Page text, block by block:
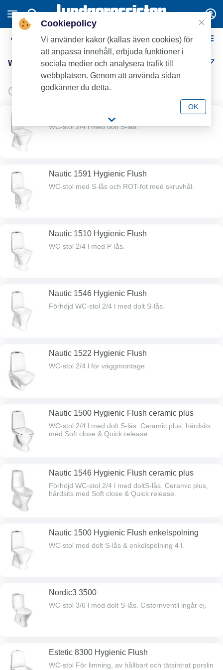
WC-stolar
WC-stolar (15)
WC-stol 2/4 l med dolt S-lås.
Nautic 1591 Hygienic Flush
WC-stol med S-lås och ROT-fot med skruvhål.
Nautic 1510 Hygienic Flush
WC-stol 2/4 l med P-lås.
Nautic 1546 Hygienic Flush
Förhöjd WC-stol 2/4 l med dolt S-lås.
Nautic 1522 Hygienic Flush
WC-stol 2/4 l för väggmontage.
Nautic 1500 Hygienic Flush ceramic plus
WC-stol 2/4 l med dolt S-lås. Ceramic plus, hårdsits
med Soft close & Quick release.
Nautic 1546 Hygienic Flush ceramic plus
Förhöjd WC-stol 2/4 l med doltS-lås. Ceramic plus,
hårdsits med Soft close & Quick release.
Nautic 1500 Hygienic Flush enkelspolning
WC-stol med dolt S-lås & enkelspolning 4 l.
Nordic3 3500
WC-stol 3/6 l med dolt S-lås. Cisternventil ingår ej.
Estetic 8300 Hygienic Flush
WC-stol För limning, av hållbart och tätsintrat porslin
Cookiepolicy
Vi använder kakor (kallas även cookies) för
att anpassa innehåll, erbjuda funktioner i
sociala medier och analysera trafik till
webbplatsen. Genom att använda sidan
godkänner du detta.
OK